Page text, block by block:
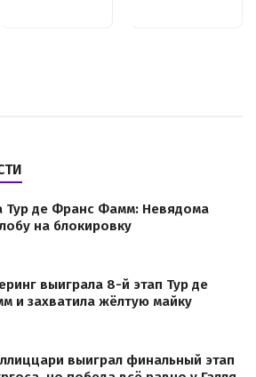
Тур де Франс Фамм: Невядома
на блокировку
выиграла 8-й этап Тур де
и захватила жёлтую майку
выиграл финальный этап